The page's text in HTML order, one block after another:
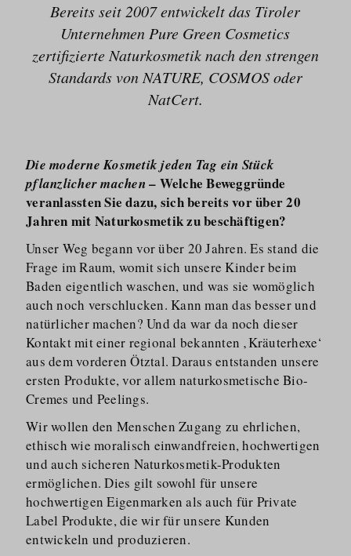
Bereits seit 2007 entwickelt das Tiroler
Unternehmen Pure Green Cosmetics
zertifizierte Naturkosmetik nach den strengen
Standards von NATURE, COSMOS oder
NatCert.
Die moderne Kosmetik jeden Tag ein Stück
pflanzlicher machen – Welche Beweggründe
veranlassten Sie dazu, sich bereits vor über 20
Jahren mit Naturkosmetik zu beschäftigen?
Unser Weg begann vor über 20 Jahren. Es stand die
Frage im Raum, womit sich unsere Kinder beim
Baden eigentlich waschen, und was sie womöglich
auch noch verschlucken. Kann man das besser und
natürlicher machen? Und da war da noch dieser
Kontakt mit einer regional bekannten ‚Kräuterhexe‘
aus dem vorderen Ötztal. Daraus entstanden unsere
ersten Produkte, vor allem naturkos­metische Bio-
Cremes und Peelings.
Wir wollen den Menschen Zugang zu ehrlichen,
ethisch wie moralisch einwandfreien, hochwertigen
und auch sicheren Naturkosmetik-Produkten
ermöglichen. Dies gilt sowohl für unsere
hochwertigen Eigenmarken als auch für Private
Label Produkte, die wir für unsere Kunden
entwickeln und produzieren.